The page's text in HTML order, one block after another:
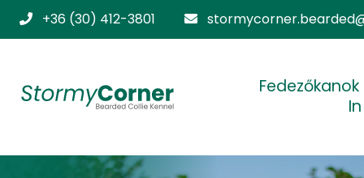
+36 (30) 412-3801
Fedezőkanok